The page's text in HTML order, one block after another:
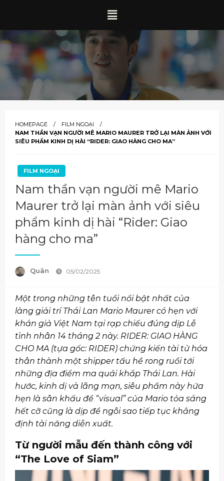
HOMEPAGE
FILM NGOẠI
NAM THẦN VẠN NGƯỜI MÊ MARIO MAURER TRỞ LẠI MÀN ẢNH VỚI
SIÊU PHẨM KINH DỊ HÀI “RIDER: GIAO HÀNG CHO MA”
FILM NGOẠI
Nam thần vạn người mê Mario
Maurer trở lại màn ảnh với siêu
phẩm kinh dị hài “Rider: Giao
hàng cho ma”
Quân 05/02/2025
Một trong những tên tuổi nổi bật nhất của
làng giải trí Thái Lan Mario Maurer có hẹn với
khán giả Việt Nam tại rạp chiếu đúng dịp Lễ
tình nhân 14 tháng 2 này. RIDER: GIAO HÀNG
CHO MA (tựa gốc: RIDER) chứng kiến tài tử hóa
thân thành một shipper tấu hề rong ruổi tới
những địa điểm ma quái khắp Thái Lan. Hài
hước, kinh dị và lãng mạn, siêu phẩm này hứa
hẹn là sân khấu để “visual” của Mario tỏa sáng
hết cỡ cũng là dịp để ngôi sao tiếp tục khẳng
định tài năng diễn xuất.
Từ người mẫu đến thành công với
“The Love of Siam”